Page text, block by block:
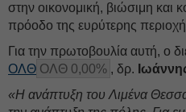
στην οικονομική, βιώσιμη και
πρόοδο της ευρύτερης
Για την πρωτοβουλία αυτή, ο
ΟΛΘ ΟΛΘ 0,00% , δρ.
«Η ανάπτυξη του Λιμένα